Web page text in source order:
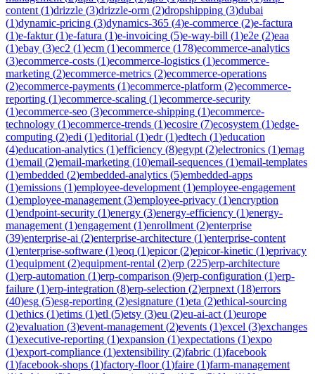
content (1)drizzle (3)drizzle-orm (2)dropshipping (3)dubai
(1)dynamic-pricing (3)dynamics-365 (4)e-commerce (2)e-factura
(1)e-faktur(1)e-fatura (1)e-invoicing (5)e-way-bill (1)e2e (2)eaa
(1)ebay (3)ec2 (1)ecm (1)ecommerce (178)ecommerce-analytics
(3)ecommerce-costs (1)ecommerce-logistics (1)ecommerce-
marketing (2)ecommerce-metrics (2)ecommerce-operations
(2)ecommerce-payments (1)ecommerce-platform (2)ecommerce-
reporting (1)ecommerce-scaling (1)ecommerce-security
(1)ecommerce-seo (3)ecommerce-shipping (1)ecommerce-
technology (1)ecommerce-trends (1)ecosire (7)ecosystem (1)edge-
computing (2)edi (1)editorial (1)edr(1)edtech (1)education
(4)education-analytics (1)efficiency (8)egypt (2)electronics (1)emag
(1)email (2)email-marketing (10)email-sequences (1)email-templates
(1)embedded (2)embedded-analytics (5)embedded-apps
(1)emissions (1)employee-development (1)employee-engagement
(1)employee-management (3)employee-privacy (1)encryption
(1)endpoint-security (1)energy (3)energy-efficiency (1)energy-
management (1)engagement (1)enrollment (2)enterprise
(39)enterprise-ai (2)enterprise-architecture (1)enterprise-content
(1)enterprise-software (1)eoq (1)epicor(2)epicor-kinetic (1)eprivacy
(1)equipment (2)equipment-rental (2)erp (225)erp-architecture
(1)erp-automation (1)erp-comparison (9)erp-configuration (1)erp-
failure (1)erp-integration (8)erp-selection (2)erpnext (18)errors
(40)esg (5)esg-reporting (2)esignature (1)eta (2)ethical-sourcing
(1)ethics (1)etims (1)etl (5)etsy (3)eu (2)eu-ai-act (1)europe
(2)evaluation (3)event-management (2)events (1)excel (3)exchanges
(1)executive-reporting (1)expansion (1)expectations (1)expo
(1)export-compliance (1)extensibility (2)fabric (1)facebook
(1)facebook-shops (1)factory-floor(1)faire (1)farm-management